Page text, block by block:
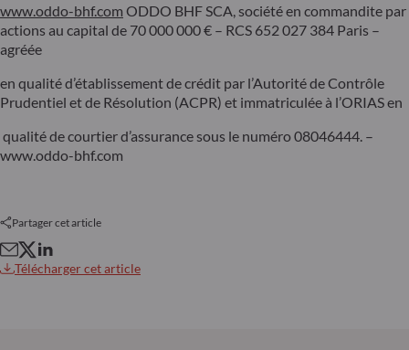
www.oddo-bhf.com ODDO BHF SCA, société en commandite par
actions au capital de 70 000 000 € – RCS 652 027 384 Paris –
agréée
en qualité d’établissement de crédit par l’Autorité de Contrôle
Prudentiel et de Résolution (ACPR) et immatriculée à l’ORIAS en
qualité de courtier d’assurance sous le numéro 08046444. –
www.oddo-bhf.com
Partager cet article
Télécharger cet article